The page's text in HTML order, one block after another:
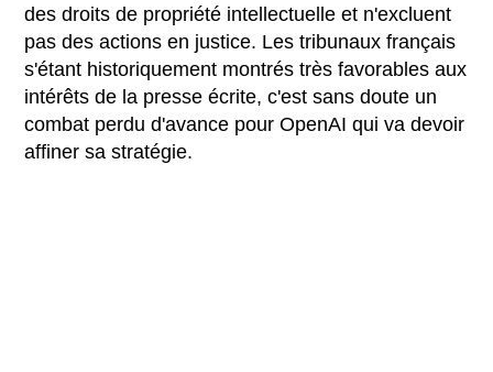
des droits de propriété intellectuelle et n'excluent
pas des actions en justice. Les tribunaux français
s'étant historiquement montrés très favorables aux
intérêts de la presse écrite, c'est sans doute un
combat perdu d'avance pour OpenAI qui va devoir
affiner sa stratégie.